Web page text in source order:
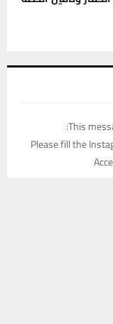
This
Please fill the